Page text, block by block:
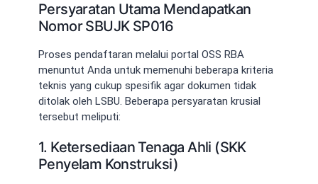
Persyaratan Utama Mendapatkan
Nomor SBUJK SP016
Proses pendaftaran melalui portal OSS RBA
menuntut Anda untuk memenuhi beberapa kriteria
teknis yang cukup spesifik agar dokumen tidak
ditolak oleh LSBU. Beberapa persyaratan krusial
tersebut meliputi:
1. Ketersediaan Tenaga Ahli (SKK
Penyelam Konstruksi)